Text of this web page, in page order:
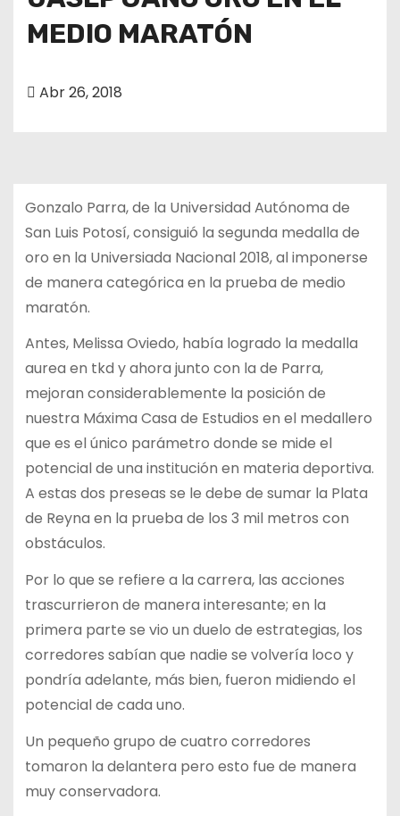
MEDIO MARATÓN
Abr 26, 2018
Gonzalo Parra, de la Universidad Autónoma de
San Luis Potosí, consiguió la segunda medalla de
oro en la Universiada Nacional 2018, al imponerse
de manera categórica en la prueba de medio
maratón.
Antes, Melissa Oviedo, había logrado la medalla
aurea en tkd y ahora junto con la de Parra,
mejoran considerablemente la posición de
nuestra Máxima Casa de Estudios en el medallero
que es el único parámetro donde se mide el
potencial de una institución en materia deportiva.
A estas dos preseas se le debe de sumar la Plata
de Reyna en la prueba de los 3 mil metros con
obstáculos.
Por lo que se refiere a la carrera, las acciones
trascurrieron de manera interesante; en la
primera parte se vio un duelo de estrategias, los
corredores sabían que nadie se volvería loco y
pondría adelante, más bien, fueron midiendo el
potencial de cada uno.
Un pequeño grupo de cuatro corredores
tomaron la delantera pero esto fue de manera
muy conservadora.